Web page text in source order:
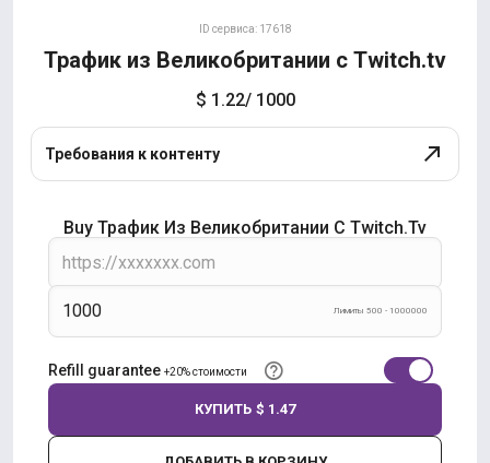
ID сервиса: 17618
Трафик из Великобритании с Twitch.tv
$ 1.22/ 1000
Требования к контенту
Buy Трафик Из Великобритании С Twitch.tv
Лимиты 500 - 1000000
Refill guarantee +20% стоимости
КУПИТЬ $ 1.47